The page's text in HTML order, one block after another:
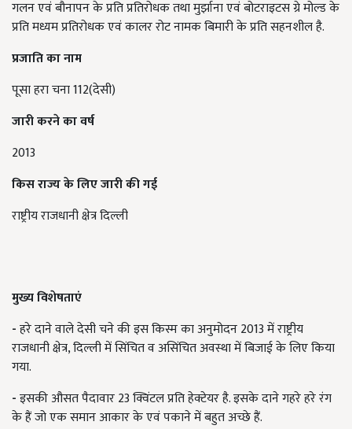
गलन एवं बौनापन के प्रति प्रतिरोधक तथा मुर्झाना एवं बोटराइटस ग्रे मोल्ड के
प्रति मध्यम प्रतिरोधक एवं कालर रोट नामक बिमारी के प्रति सहनशील है.
प्रजाति का नाम
पूसा हरा चना 112(देसी)
जारी करने का वर्ष
2013
किस राज्य के लिए जारी की गई
राष्ट्रीय राजधानी क्षेत्र दिल्ली
मुख्य विशेषताएं
-हरे दाने वाले देसी चने की इस किस्म का अनुमोदन 2013 में राष्ट्रीय
राजधानी क्षेत्र, दिल्ली में सिंचित व असिंचित अवस्था में बिजाई के लिए किया
गया.
-इसकी औसत पैदावार 23 क्विंटल प्रति हेक्टेयर है. इसके दाने गहरे हरे रंग
के हैं जो एक समान आकार के एवं पकाने में बहुत अच्छे हैं.